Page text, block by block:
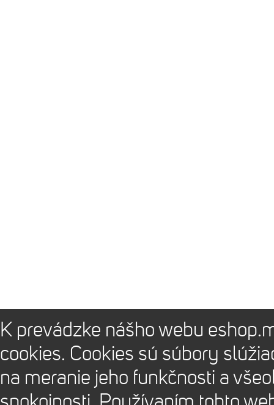
K prevádzke nášho webu
cookies. Cookies sú súbory
na meranie jeho funkčnosti a